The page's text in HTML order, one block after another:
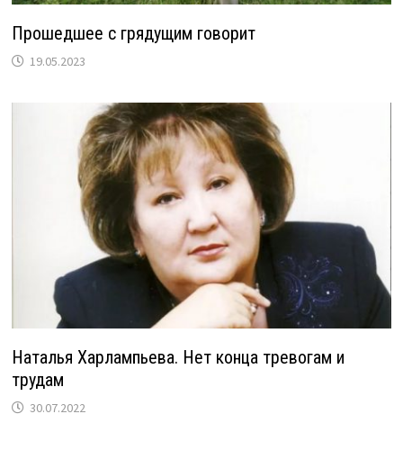
Прошедшее с грядущим говорит
19.05.2023
Наталья Харлампьева. Нет конца тревогам и
трудам
30.07.2022